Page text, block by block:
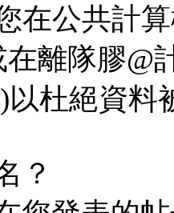
在公共計
離隊膠@
以杜絕資料
？